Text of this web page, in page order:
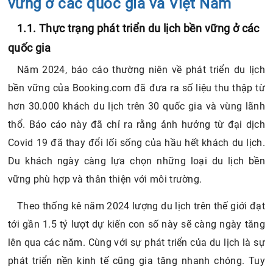
vững ở các quốc gia và Việt Nam
1.1. Thực trạng phát triển du lịch bền vững ở các
quốc gia
Năm 2024, báo cáo thường niên về phát triển du lịch
bền vững của Booking.com đã đưa ra số liệu thu thập từ
hơn 30.000 khách du lịch trên 30 quốc gia và vùng lãnh
thổ. Báo cáo này đã chỉ ra rằng ảnh hưởng từ đại dịch
Covid 19 đã thay đổi lối sống của hầu hết khách du lịch.
Du khách ngày càng lựa chọn những loại du lịch bền
vững phù hợp và thân thiện với môi trường.
Theo thống kê năm 2024 lượng du lịch trên thế giới đạt
tới gần 1.5 tỷ lượt dự kiến con số này sẽ càng ngày tăng
lên qua các năm. Cùng với sự phát triển của du lịch là sự
phát triển nền kinh tế cũng gia tăng nhanh chóng. Tuy